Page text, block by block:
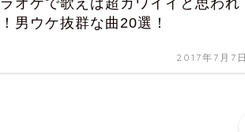
オケで歌えば超カワイイと思われ
男ウケ抜群な曲20選！
2017年7月7日